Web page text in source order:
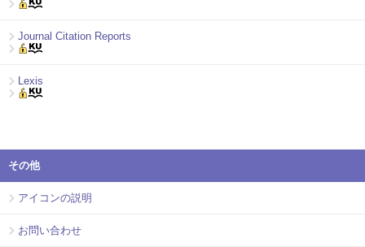
Journal Citation Reports
Lexis
その他
アイコンの説明
お問い合わせ